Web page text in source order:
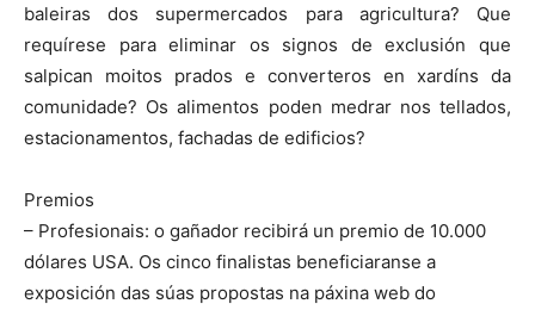
baleiras dos supermercados para agricultura? Que
requírese para eliminar os signos de exclusión que
salpican moitos prados e converteros en xardíns da
comunidade? Os alimentos poden medrar nos tellados,
estacionamentos, fachadas de edificios?
Premios
– Profesionais: o gañador recibirá un premio de 10.000
dólares USA. Os cinco finalistas beneficiaranse a
exposición das súas propostas na páxina web do